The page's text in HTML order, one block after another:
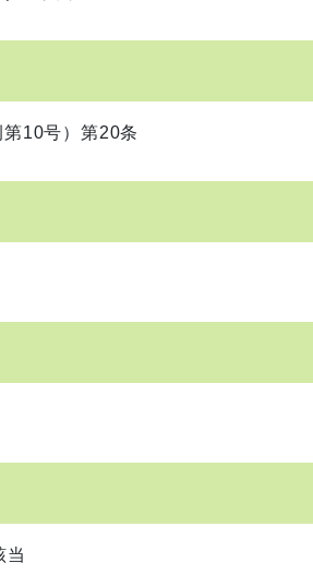
10号）第20条
当